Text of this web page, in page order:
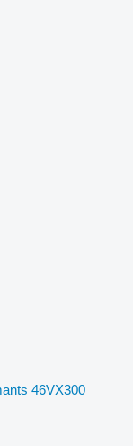
46VX300